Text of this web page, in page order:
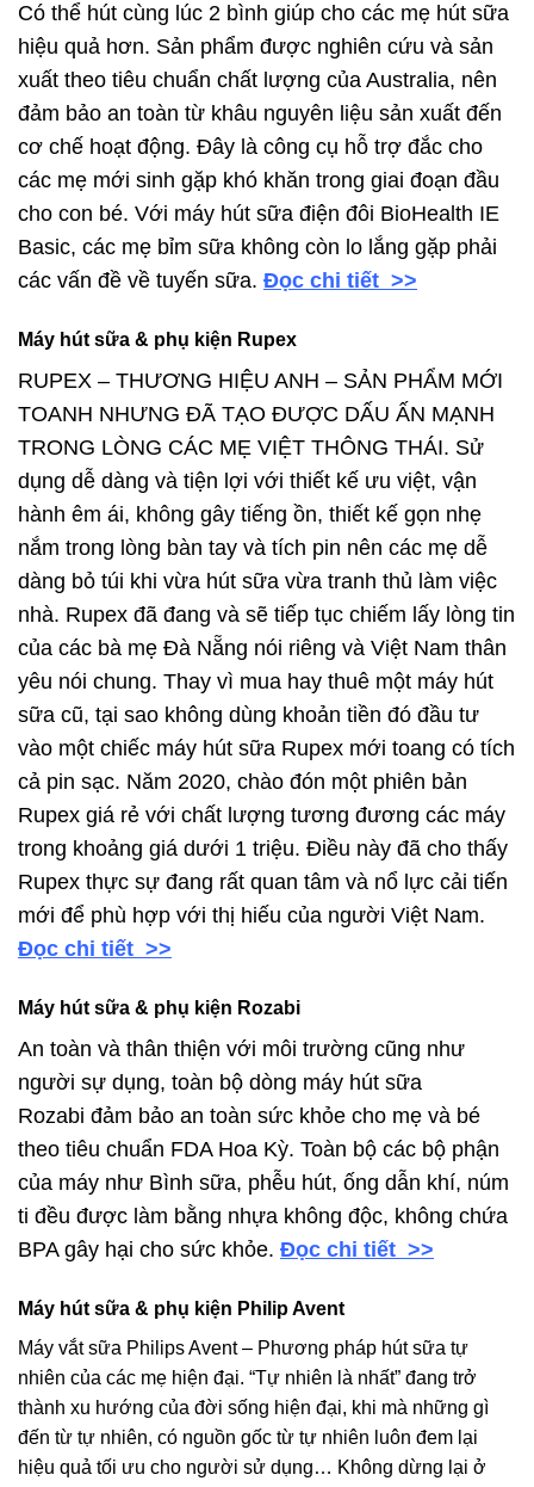
Có thể hút cùng lúc 2 bình giúp cho các mẹ hút sữa
hiệu quả hơn. Sản phẩm được nghiên cứu và sản
xuất theo tiêu chuẩn chất lượng của Australia, nên
đảm bảo an toàn từ khâu nguyên liệu sản xuất đến
cơ chế hoạt động. Đây là công cụ hỗ trợ đắc cho
các mẹ mới sinh gặp khó khăn trong giai đoạn đầu
cho con bé. Với máy hút sữa điện đôi BioHealth IE
Basic, các mẹ bỉm sữa không còn lo lắng gặp phải
các vấn đề về tuyến sữa. Đọc chi tiết >>
Máy hút sữa & phụ kiện Rupex
RUPEX – THƯƠNG HIỆU ANH – SẢN PHẨM MỚI
TOANH NHƯNG ĐÃ TẠO ĐƯỢC DẤU ẤN MẠNH
TRONG LÒNG CÁC MẸ VIỆT THÔNG THÁI. Sử
dụng dễ dàng và tiện lợi với thiết kế ưu việt, vận
hành êm ái, không gây tiếng ồn, thiết kế gọn nhẹ
nắm trong lòng bàn tay và tích pin nên các mẹ dễ
dàng bỏ túi khi vừa hút sữa vừa tranh thủ làm việc
nhà. Rupex đã đang và sẽ tiếp tục chiếm lấy lòng tin
của các bà mẹ Đà Nẵng nói riêng và Việt Nam thân
yêu nói chung. Thay vì mua hay thuê một máy hút
sữa cũ, tại sao không dùng khoản tiền đó đầu tư
vào một chiếc máy hút sữa Rupex mới toang có tích
cả pin sạc. Năm 2020, chào đón một phiên bản
Rupex giá rẻ với chất lượng tương đương các máy
trong khoảng giá dưới 1 triệu. Điều này đã cho thấy
Rupex thực sự đang rất quan tâm và nổ lực cải tiến
mới để phù hợp với thị hiếu của người Việt Nam.
Đọc chi tiết >>
Máy hút sữa & phụ kiện Rozabi
An toàn và thân thiện với môi trường cũng như
người sự dụng, toàn bộ dòng máy hút sữa
Rozabi đảm bảo an toàn sức khỏe cho mẹ và bé
theo tiêu chuẩn FDA Hoa Kỳ. Toàn bộ các bộ phận
của máy như Bình sữa, phễu hút, ống dẫn khí, núm
ti đều được làm bằng nhựa không độc, không chứa
BPA gây hại cho sức khỏe. Đọc chi tiết >>
Máy hút sữa & phụ kiện Philip Avent
Máy vắt sữa Philips Avent – Phương pháp hút sữa tự
nhiên của các mẹ hiện đại. “Tự nhiên là nhất” đang trở
thành xu hướng của đời sống hiện đại, khi mà những gì
đến từ tự nhiên, có nguồn gốc từ tự nhiên luôn đem lại
hiệu quả tối ưu cho người sử dụng… Không dừng lại ở